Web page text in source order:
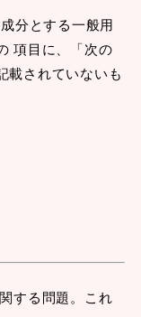
分とする一般用
項目に、「次の
載されていないも
する問題。これ